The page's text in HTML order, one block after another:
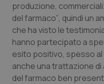
Liguria
Lombardia
Marche
Disturbi
Dolore
Donna & Salute
produzione,
del farmaco”, quindi un
che ha visto le
hanno partecipato a
esito positivo, spesso
anche una trattazione
del farmaco ben